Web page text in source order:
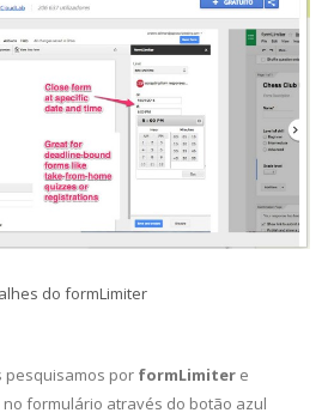
do formLimiter
pesquisamos por formLimiter e
formulário através do botão azul